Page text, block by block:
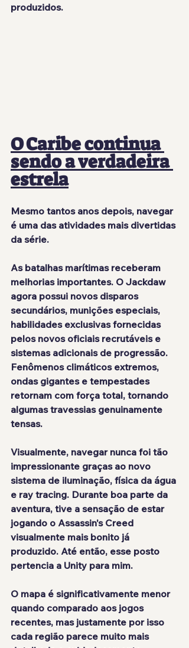
produzidos.
O Caribe continua
sendo a verdadeira
estrela
Mesmo tantos anos depois, navegar
é uma das atividades mais divertidas
da série.
As batalhas marítimas receberam
melhorias importantes. O Jackdaw
agora possui novos disparos
secundários, munições especiais,
habilidades exclusivas fornecidas
pelos novos oficiais recrutáveis e
sistemas adicionais de progressão.
Fenômenos climáticos extremos,
ondas gigantes e tempestades
retornam com força total, tornando
algumas travessias genuinamente
tensas.
Visualmente, navegar nunca foi tão
impressionante graças ao novo
sistema de iluminação, física da água
e ray tracing. Durante boa parte da
aventura, tive a sensação de estar
jogando o Assassin's Creed
visualmente mais bonito já
produzido. Até então, esse posto
pertencia a Unity para mim.
O mapa é significativamente menor
quando comparado aos jogos
recentes, mas justamente por isso
cada região parece muito mais